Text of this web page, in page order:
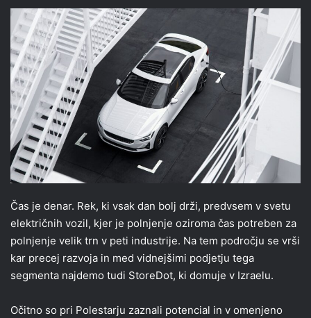
Čas je denar. Rek, ki vsak dan bolj drži, predvsem v svetu
električnih vozil, kjer je polnjenje oziroma čas potreben za
polnjenje velik trn v peti industrije. Na tem področju se vrši
kar precej razvoja in med vidnejšimi podjetju tega
segmenta najdemo tudi StoreDot, ki domuje v Izraelu.
Očitno so pri Polestarju zaznali potencial in v omenjeno